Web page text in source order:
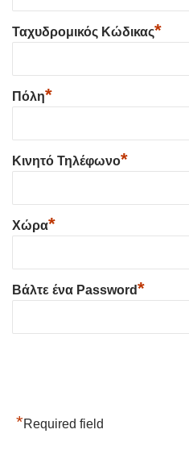
Ταχυδρομικός Κώδικας*
Πόλη*
Κινητό Τηλέφωνο*
Χώρα*
Βάλτε ένα Password*
*Required field